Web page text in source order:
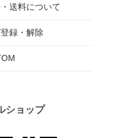
送料について
録・解除
ショップ